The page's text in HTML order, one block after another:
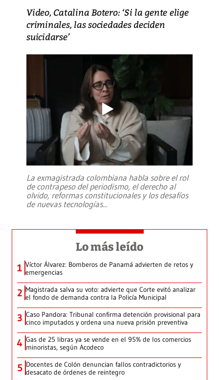
Video, Catalina Botero: ‘Si la gente elige
criminales, las sociedades deciden
suicidarse’
La exmagistrada colombiana habla sobre el rol
de contrapeso del periodismo, el derecho al
olvido, reformas constitucionales y los desafíos
de nuevas tecnologías...
Lo más leído
1 Víctor Álvarez: Bomberos de Panamá advierten de retos y
emergencias
2 Magistrada salva su voto: advierte que Corte evitó analizar
el fondo de demanda contra la Policía Municipal
3 Caso Pandora: Tribunal confirma detención provisional para
cinco imputados y ordena una nueva prisión preventiva
4 Gas de 25 libras ya se vende en el 95% de los comercios
minoristas, según Acodeco
5 Docentes de Colón denuncian fallos contradictorios y
desacato de órdenes de reintegro